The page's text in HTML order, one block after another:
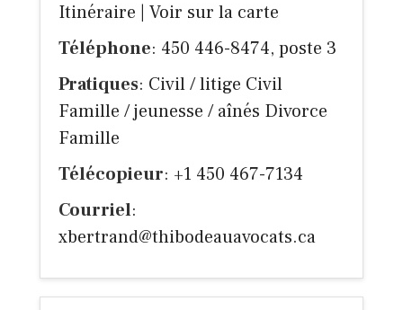
Itinéraire
Voir sur la carte
Téléphone: 450 446-8474, poste 3
Pratiques: Civil / litige Civil
Famille / jeunesse / aînés Divorce
Famille
Télécopieur: +1 450 467-7134
Courriel:
xbertrand@thibodeauavocats.ca